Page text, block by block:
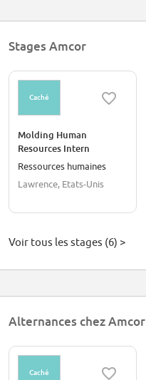
Stages Amcor
Caché
Molding Human
Resources Intern
Ressources humaines
Lawrence, Etats-Unis
Voir tous les stages (6) >
Alternances chez Amcor
Caché